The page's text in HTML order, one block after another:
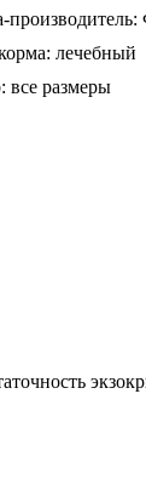
производитель:
лечебный
все размеры